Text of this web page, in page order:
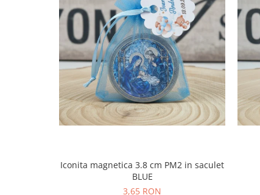
Iconita magnetica 3.8 cm PM2 in saculet
BLUE
3,65 RON